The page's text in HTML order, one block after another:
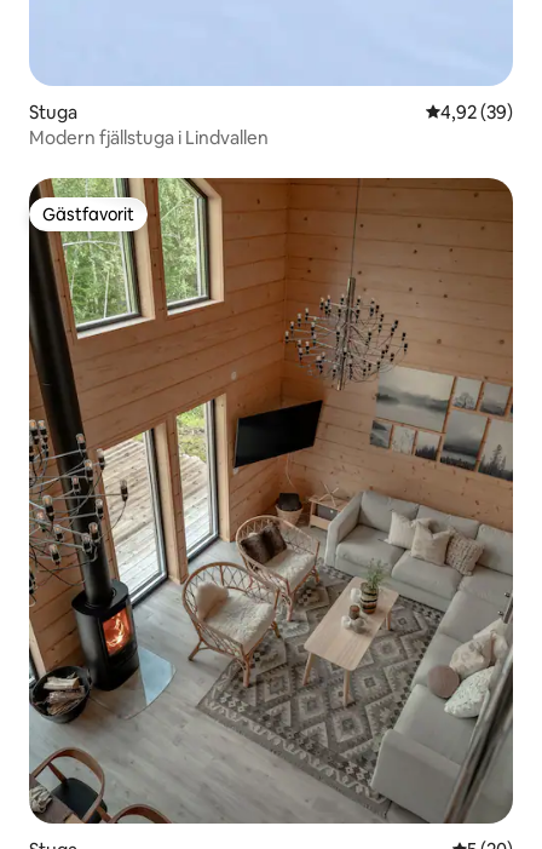
Stuga 4,92 av 5 i
4,92 (39)
Modern fjällstuga i Lindvallen
Gästfavorit
Gästfavorit